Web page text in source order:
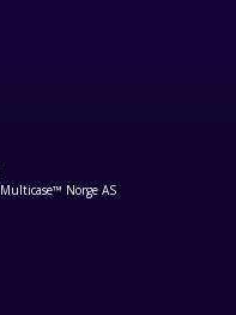
Multicase™ Norge AS